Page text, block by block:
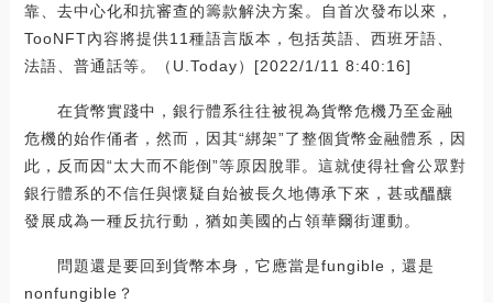
靠、去中心化和抗審查的籌款解決方案。自首次發布以來，
TooNFT內容將提供11種語言版本，包括英語、西班牙語、
法語、普通話等。（U.Today）[2022/1/11 8:40:16]
在貨幣實踐中，銀行體系往往被視為貨幣危機乃至金融
危機的始作俑者，然而，因其“綁架”了整個貨幣金融體系，因
此，反而因“太大而不能倒”等原因脫罪。這就使得社會公眾對
銀行體系的不信任與懷疑自始被長久地傳承下來，甚或醞釀
發展成為一種反抗行動，猶如美國的占領華爾街運動。
問題還是要回到貨幣本身，它應當是fungible，還是
nonfungible？